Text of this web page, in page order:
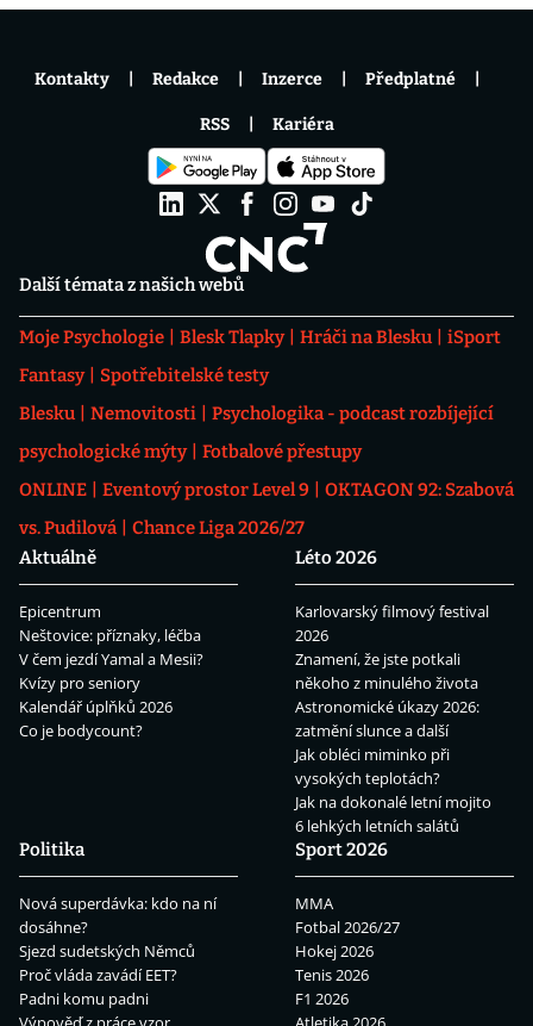
Další témata z našich webů
Moje Psychologie Blesk Tlapky Hráči na Blesku
iSport
Fantasy
Spotřebitelské testy
Blesku
Nemovitosti
Psychologika - podcast rozbíjející
psychologické mýty
Fotbalové přestupy
ONLINE
Eventový prostor Level 9
OKTAGON 92: Szabová
vs. Pudilová
Chance Liga 2026/27
Aktuálně
Epicentrum
Neštovice: příznaky, léčba
V čem jezdí Yamal a Mesii?
Kvízy pro seniory
Kalendář úplňků 2026
Co je bodycount?
Léto 2026
Karlovarský filmový festival
2026
Znamení, že jste potkali
někoho z minulého života
Astronomické úkazy 2026:
zatmění slunce a další
Jak obléci miminko při
vysokých teplotách?
Jak na dokonalé letní mojito
6 lehkých letních salátů
Politika
Nová superdávka: kdo na ní
dosáhne?
Sjezd sudetských Němců
Proč vláda zavádí EET?
Padni komu padni
Sport 2026
MMA
Fotbal 2026/27
Hokej 2026
Tenis 2026
F1 2026
Kontakty Redakce Inzerce Předplatné
RSS Kariéra